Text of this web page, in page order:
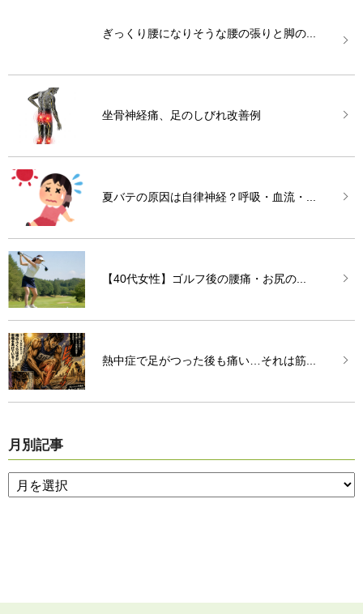
ぎっくり腰になりそうな腰の張りと脚の...
坐骨神経痛、足のしびれ改善例
夏バテの原因は自律神経？呼吸・血流・...
【40代女性】ゴルフ後の腰痛・お尻の...
熱中症で足がつった後も痛い…それは筋...
月別記事